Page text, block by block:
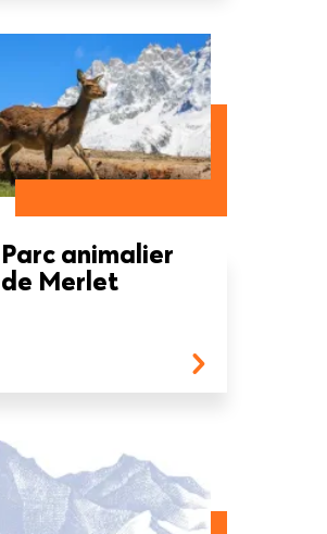
Parc animalier
de Merlet